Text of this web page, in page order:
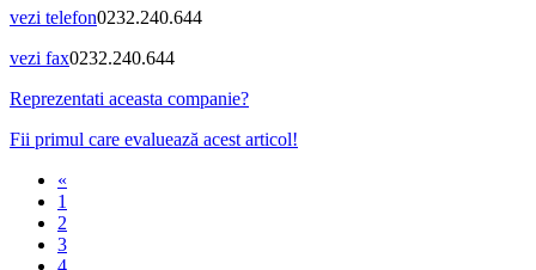
vezi telefon0232.240.644
vezi fax0232.240.644
Reprezentati aceasta companie?
Fii primul care evaluează acest articol!
«
1
2
3